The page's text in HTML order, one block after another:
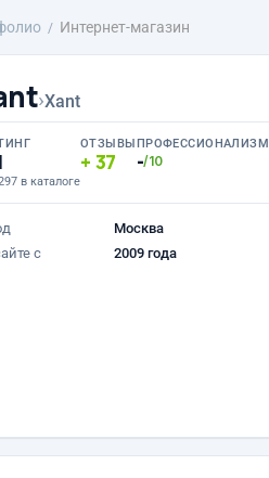
Интернет-магазин
›Xant
в каталоге
ОТЗЫВЫ
37
ПРОФЕССИОНАЛИЗМ
-/10
Москва
с
2009 года